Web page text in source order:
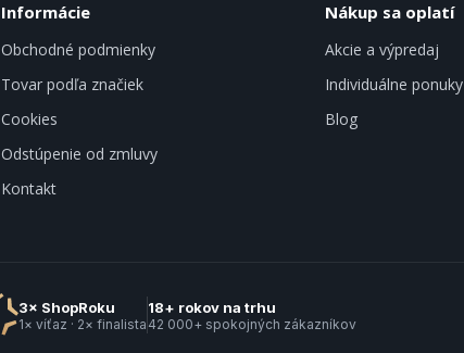
Informácie
Obchodné podmienky
Tovar podľa značiek
Cookies
Odstúpenie od zmluvy
Kontakt
Nákup sa oplatí
Akcie a výpredaj
Individuálne ponuky
Blog
3× ShopRoku
1× víťaz · 2× finalista
18+ rokov na trhu
42 000+ spokojných zákazníkov